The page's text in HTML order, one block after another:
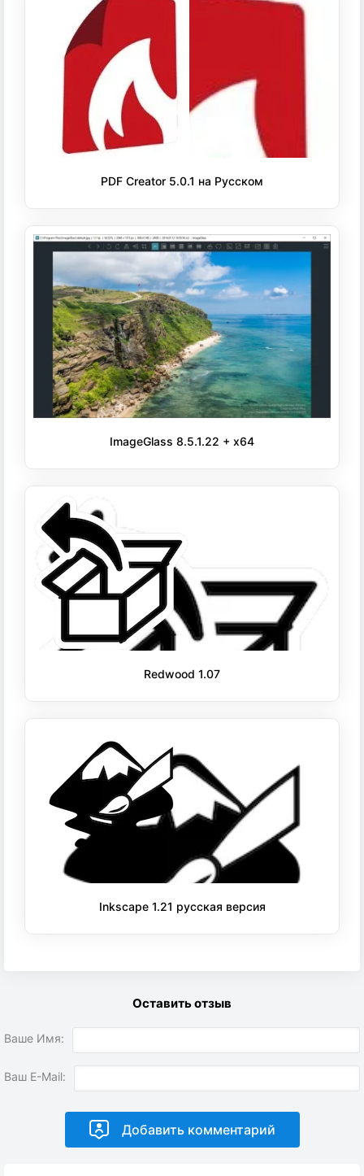
PDF Creator 5.0.1 на Русском
ImageGlass 8.5.1.22 + x64
Redwood 1.07
Inkscape 1.21 русская версия
Оставить отзыв
Ваше Имя:
Ваш E-Mail: